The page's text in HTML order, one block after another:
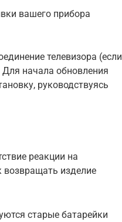
вашего прибора
телевизора (если
начала обновления
руководствуясь
реакции на
возвращать изделие
старые батарейки